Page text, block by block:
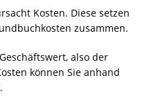
Kosten. Diese setzen
zusammen.
also der
können Sie anhand